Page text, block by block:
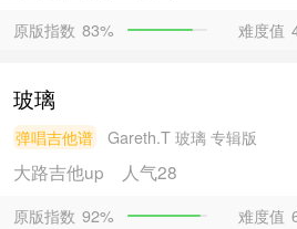
原版指数 83% 难度值
玻璃
弹唱吉他谱 Gareth.T 玻璃 专辑版
大路吉他up 人气28
原版指数 92% 难度值